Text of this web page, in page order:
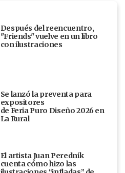
Después del reencuentro,
"Friends" vuelve en un libro
con ilustraciones
Se lanzó la preventa para
expositores
de Feria Puro Diseño 2026 en
La Rural
El artista Juan Perednik
cuenta cómo hizo las